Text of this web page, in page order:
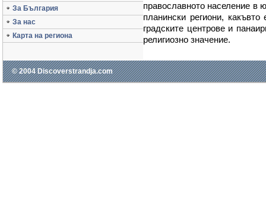
За България
За нас
Карта на региона
православното население в
планински региони,
градските центрове и
религиозно значение.
© 2004 Discoverstrandja.com